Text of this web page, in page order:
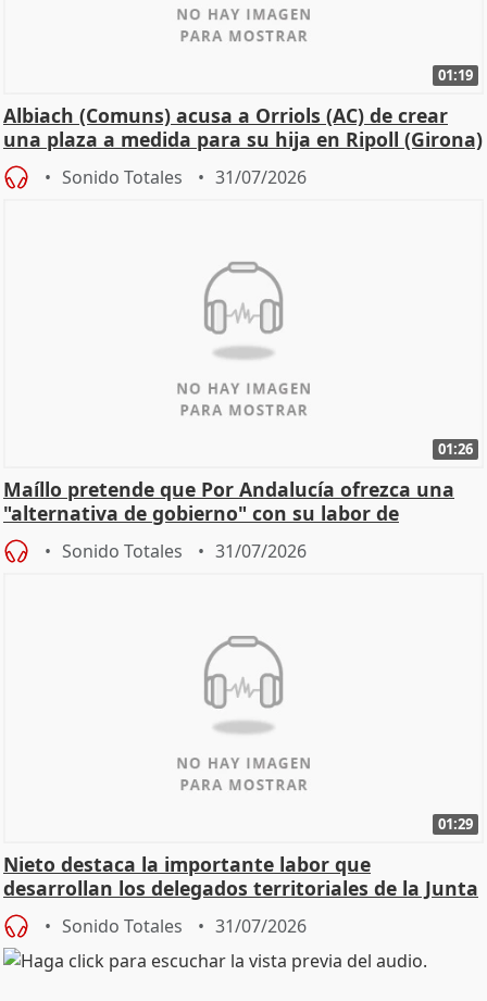
01:19
Albiach (Comuns) acusa a Orriols (AC) de crear
una plaza a medida para su hija en Ripoll (Girona)
Sonido Totales 31/07/2026
01:26
Maíllo pretende que Por Andalucía ofrezca una
"alternativa de gobierno" con su labor de
oposición
Sonido Totales 31/07/2026
01:29
Nieto destaca la importante labor que
desarrollan los delegados territoriales de la Junta
Sonido Totales 31/07/2026